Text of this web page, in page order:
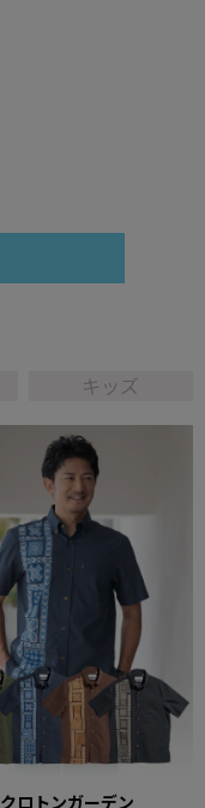
キッズ
クロトンガーデン